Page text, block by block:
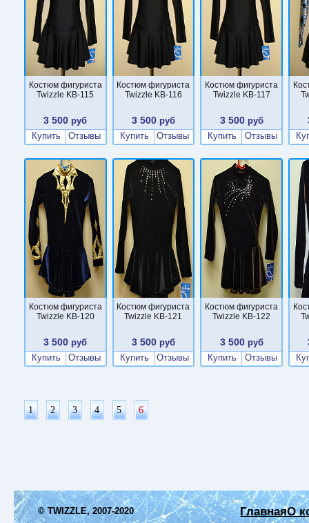
Костюм фигуриста
Twizzle KB-115
3 500 руб
Купить
Отзывы
Костюм фигуриста
Twizzle KB-116
3 500 руб
Купить
Отзывы
Костюм фигуриста
Twizzle KB-117
3 500руб
Купить
Отзывы
Костюм фигуриста
Twizzle KB-120
3 500 руб
Купить
Отзывы
Костюм фигуриста
Twizzle KB-121
3 500 руб
Купить
Отзывы
Костюм фигуриста
Twizzle KB-122
3 500руб
Купить
Отзывы
1 2 3 4 5 6
© TWIZZLE, 2007-2020 ГлавнаяО